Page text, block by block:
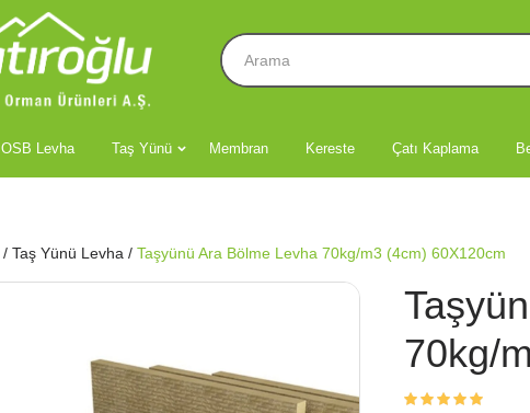
OSB Levha Taş Yünü Membran Kereste Çatı Kaplama
/ Taş Yünü Levha / Taşyünü Ara Bölme Levha 70kg/m3 (4cm) 60X120cm
70kg/